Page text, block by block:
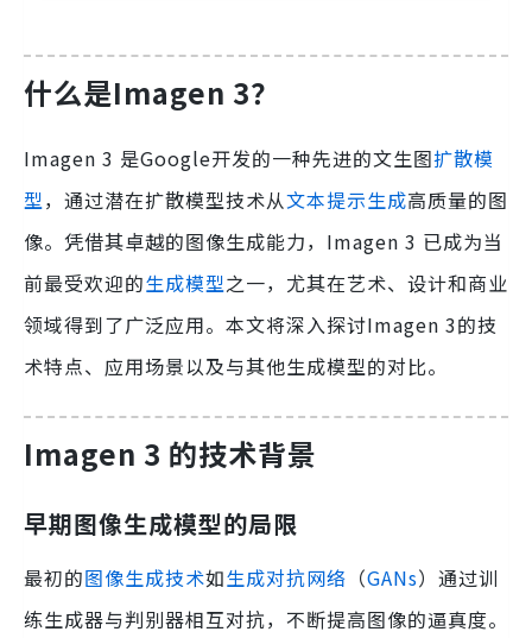
什么是Imagen 3？
Imagen 3 是Google开发的一种先进的文生图扩散模
型，通过潜在扩散模型技术从文本提示生成高质量的图
像。凭借其卓越的图像生成能力，Imagen 3 已成为当
前最受欢迎的生成模型之一，尤其在艺术、设计和商业
领域得到了广泛应用。本文将深入探讨Imagen 3的技
术特点、应用场景以及与其他生成模型的对比。
Imagen 3 的技术背景
早期图像生成模型的局限
最初的图像生成技术如生成对抗网络 （GANs）通过训
练生成器与判别器相互对抗，不断提高图像的逼真度。